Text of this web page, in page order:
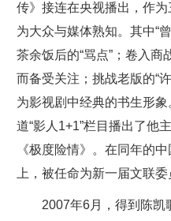
传》接连在央视播出，作
为大众与媒体熟知。其中“
茶余饭后的“骂点”；卷入商
而备受关注；挑战老版的“
为影视剧中经典的书生形
道“影人1+1”栏目播出了他
《极度险情》。在同年的
上，被任命为新一届文联委
2007年6月，得到陈凯